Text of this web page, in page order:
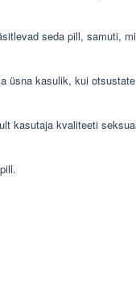
seda pill, samuti,
üsna kasulik, kui
kasutaja kvaliteeti